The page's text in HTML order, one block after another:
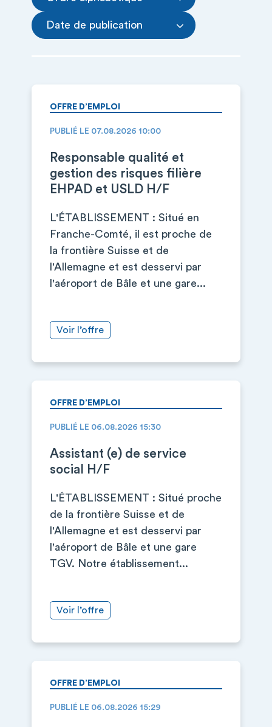
Date de publication
OFFRE D’EMPLOI
PUBLIÉ LE 07.08.2026 10:00
Responsable qualité et
gestion des risques filière
EHPAD et USLD H/F
L'ÉTABLISSEMENT : Situé en
Franche-Comté, il est proche de
la frontière Suisse et de
l'Allemagne et est desservi par
l'aéroport de Bâle et une gare...
Voir l’offre
OFFRE D’EMPLOI
PUBLIÉ LE 06.08.2026 15:30
Assistant (e) de service
social H/F
L'ÉTABLISSEMENT : Situé proche
de la frontière Suisse et de
l'Allemagne et est desservi par
l'aéroport de Bâle et une gare
TGV. Notre établissement...
Voir l’offre
OFFRE D’EMPLOI
PUBLIÉ LE 06.08.2026 15:29